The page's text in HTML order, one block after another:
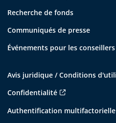
Recherche de fonds
Communiqués de presse
Événements pour les conseillers
Avis juridique / Conditions
Confidentialité
Authentification multifactorielle